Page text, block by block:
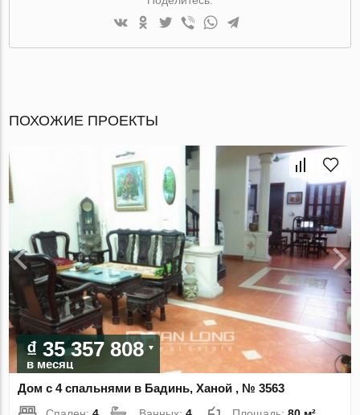
ПОХОЖИЕ ПРОЕКТЫ
₫ 35 357 808
в месяц
Дом с 4 спальнями в Бадинь, Ханой , № 3563